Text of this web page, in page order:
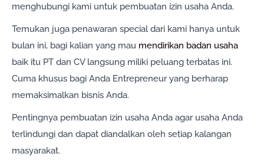
menghubungi kami untuk pembuatan izin usaha Anda.
Temukan juga penawaran special dari kami hanya untuk
bulan ini, bagi kalian yang mau mendirikan badan usaha
baik itu PT dan CV langsung miliki peluang terbatas ini.
Cuma khusus bagi Anda Entrepreneur yang berharap
memaksimalkan bisnis Anda.
Pentingnya pembuatan izin usaha Anda agar usaha Anda
terlindungi dan dapat diandalkan oleh setiap kalangan
masyarakat.